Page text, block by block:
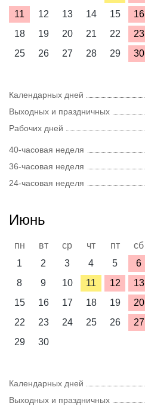
11
12 13 14 15 16
18
19 20 21 22 23
25
26 27 28 29 30
Календарных дней
Выходных и праздничных
Рабочих дней
40-часовая неделя
36-часовая неделя
24-часовая неделя
Июнь
пн вт ср чт пт сб
1
2 3 4 5 6
8
9 10 11 12 13
15
16 17 18 19 20
22
23 24 25 26 27
29
30
Календарных дней
Выходных и праздничных